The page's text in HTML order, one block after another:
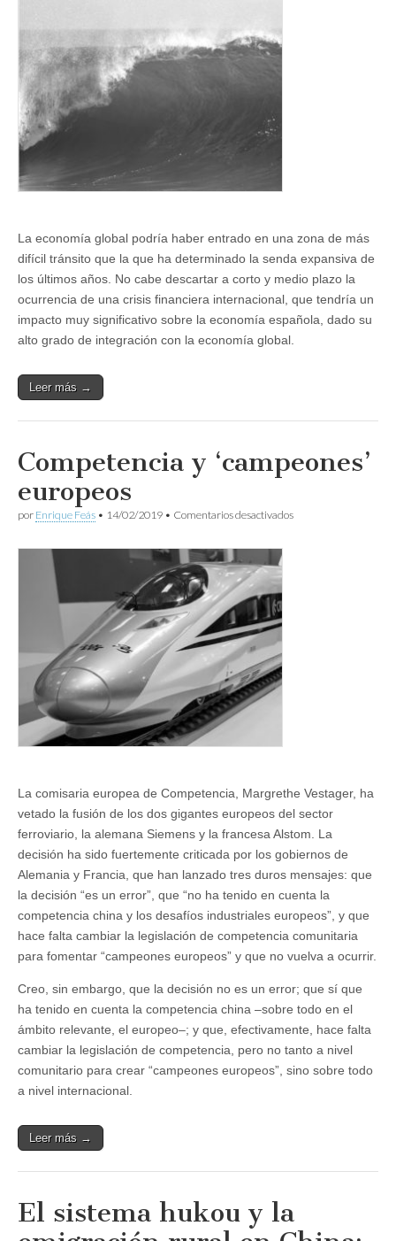
La economía global podría haber entrado en una zona de más
difícil tránsito que la que ha determinado la senda expansiva de
los últimos años. No cabe descartar a corto y medio plazo la
ocurrencia de una crisis financiera internacional, que tendría un
impacto muy significativo sobre la economía española, dado su
alto grado de integración con la economía global.
Leer más →
Competencia y ‘campeones’
europeos
por Enrique Feás • 14/02/2019 • Comentarios desactivadosen
La comisaria europea de Competencia, Margrethe Vestager, ha
vetado la fusión de los dos gigantes europeos del sector
ferroviario, la alemana Siemens y la francesa Alstom. La
decisión ha sido fuertemente criticada por los gobiernos de
Alemania y Francia, que han lanzado tres duros mensajes: que
la decisión “es un error”, que “no ha tenido en cuenta la
competencia china y los desafíos industriales europeos”, y que
hace falta cambiar la legislación de competencia comunitaria
para fomentar “campeones europeos” y que no vuelva a ocurrir.
Creo, sin embargo, que la decisión no es un error; que sí que
ha tenido en cuenta la competencia china –sobre todo en el
ámbito relevante, el europeo–; y que, efectivamente, hace falta
cambiar la legislación de competencia, pero no tanto a nivel
comunitario para crear “campeones europeos”, sino sobre todo
a nivel internacional.
Leer más →
El sistema hukou y la